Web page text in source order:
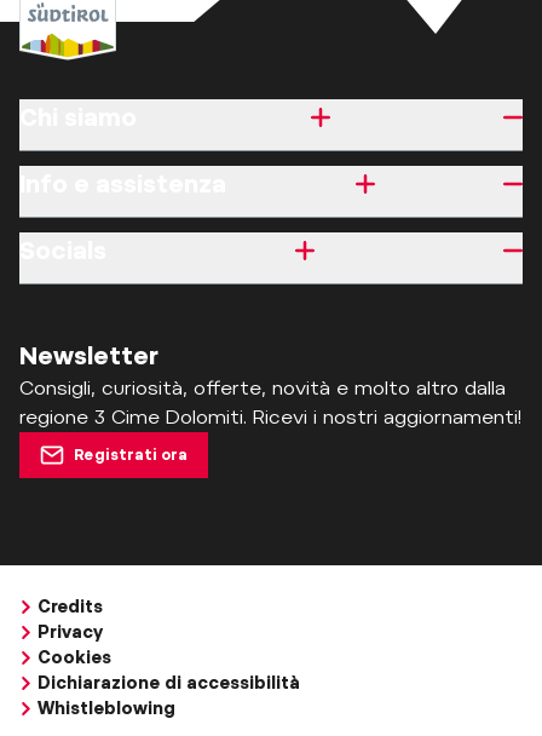
Newsletter
Consigli, curiosità, offerte, novità e molto altro dalla
regione 3 Cime Dolomiti. Ricevi i nostri aggiornamenti!
Registrati ora
Credits
Privacy
Cookies
Dichiarazione di accessibilità
Whistleblowing